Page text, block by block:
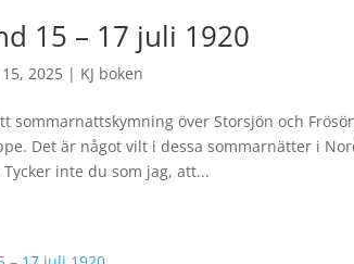
15 – 17 juli 1920
2025 | KJ boken
sommarnattskymning över Storsjön och
Det är något vilt i dessa sommarnätter i
inte du som jag, att...